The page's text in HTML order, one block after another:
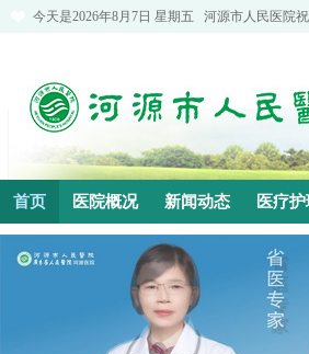
今天是2026年8月7日 星期五 河源市人民医院
首页 医院概况 新闻动态 医疗